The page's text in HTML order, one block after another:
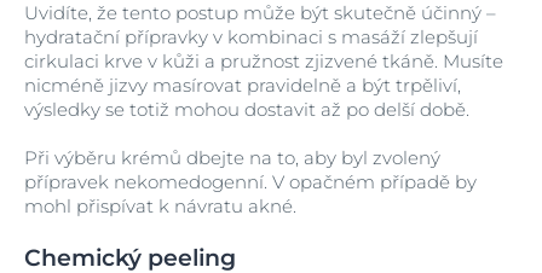
Uvidíte, že tento postup může být skutečně účinný –
hydratační přípravky v kombinaci s masáží zlepšují
cirkulaci krve v kůži a pružnost zjizvené tkáně. Musíte
nicméně jizvy masírovat pravidelně a být trpěliví,
výsledky se totiž mohou dostavit až po delší době.
Při výběru krémů dbejte na to, aby byl zvolený
přípravek nekomedogenní. V opačném případě by
mohl přispívat k návratu akné.
Chemický peeling